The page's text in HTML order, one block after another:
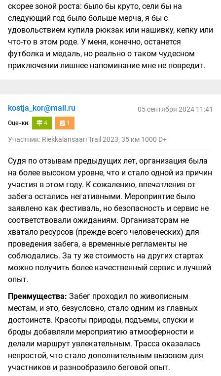
скорее зоной роста: было бы круто, сели бы на
следующий год было больше мерча, я бы с
удовольствием купила рюкзак или нашивку, кепку или
что-то в этом роде. У меня, конечно, останется
футболка и медаль, но реально о таком чудесном
приключении лишнее напоминание мне не повредит.
kostja_kor@mail.ru
Оценки: 4 1
05 сентября 2024 11:41
Участник: Riekkalansaari Trail 2023, 35 км 1000 D+
Судя по отзывам предыдущих лет, организация была
на более высоком уровне, что и стало одной из причин
участия в этом году. К сожалению, впечатления от
забега остались негативными. Мероприятие было
заявлено как фестиваль, но безопасность и сервис не
соответствовали ожиданиям. Организаторам не
хватало ресурсов (прежде всего человеческих) для
проведения забега, а временные регламенты не
соблюдались. За ту же стоимость на других стартах
можно получить более качественный сервис и лучший
опыт.
Преимущества: Забег проходил по живописным
местам, и это, безусловно, стало одним из главных
достоинств. Красоты природы, подъемы, спуски и
броды добавляли мероприятию атмосферности и
делали маршрут увлекательным. Трасса оказалась
непростой, что стало дополнительным вызовом для
участников и разнообразило беговой опыт.